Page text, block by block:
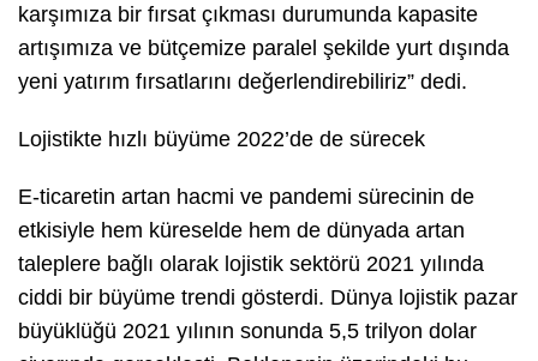
karşımıza bir fırsat çıkması durumunda kapasite
artışımıza ve bütçemize paralel şekilde yurt dışında
yeni yatırım fırsatlarını değerlendirebiliriz” dedi.
Lojistikte hızlı büyüme 2022’de de sürecek
E-ticaretin artan hacmi ve pandemi sürecinin de
etkisiyle hem küreselde hem de dünyada artan
taleplere bağlı olarak lojistik sektörü 2021 yılında
ciddi bir büyüme trendi gösterdi. Dünya lojistik pazar
büyüklüğü 2021 yılının sonunda 5,5 trilyon dolar